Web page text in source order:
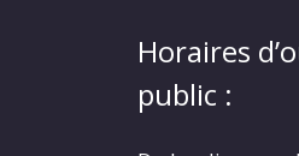
Horaires
public :